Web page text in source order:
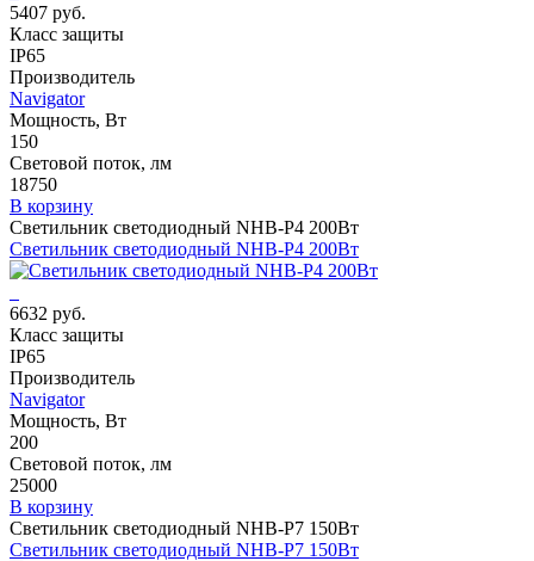
5407 руб.
Класс защиты
IP65
Производитель
Navigator
Мощность, Вт
150
Световой поток, лм
18750
В корзину
Светильник светодиодный NHB-P4 200Вт
Светильник светодиодный NHB-P4 200Вт
6632 руб.
Класс защиты
IP65
Производитель
Navigator
Мощность, Вт
200
Световой поток, лм
25000
В корзину
Светильник светодиодный NHB-P7 150Вт
Светильник светодиодный NHB-P7 150Вт